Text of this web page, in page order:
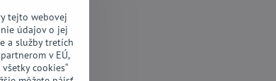
WhatsApp
E-
mail
tejto webovej
údajov o jej
a služby tretích
v EÚ,
cookies“